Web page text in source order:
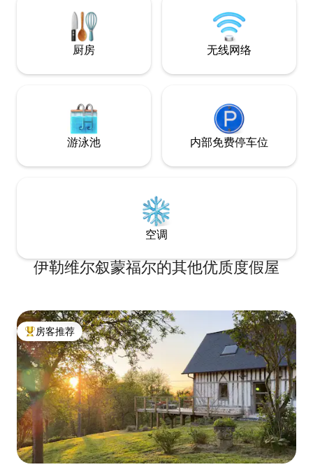
厨房 无线网络
游泳池 内部免费停车位
空调
伊勒维尔叙蒙福尔的其他优质度假屋
热门「房客推荐」
房客推荐